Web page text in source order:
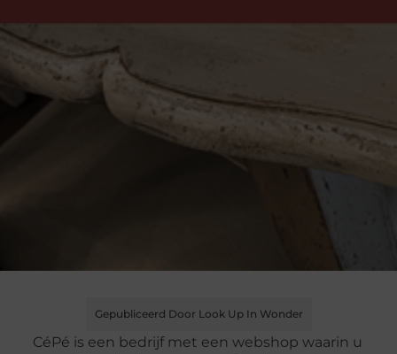
Gepubliceerd Door Look Up In Wonder
CéPé is een bedrijf met een webshop waarin u